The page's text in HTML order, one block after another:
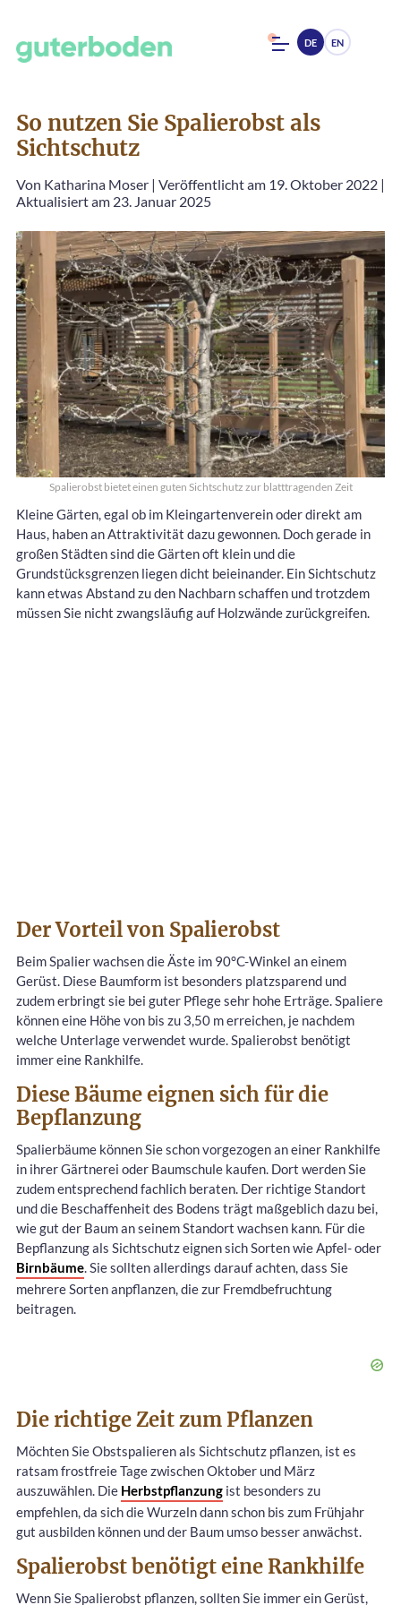
DE EN
So nutzen Sie Spalierobst als
Sichtschutz
Von Katharina Moser | Veröffentlicht am 19. Oktober 2022 |
Aktualisiert am 23. Januar 2025
Spalierobst bietet einen guten Sichtschutz zur blatttragenden Zeit
Kleine Gärten, egal ob im Kleingartenverein oder direkt am
Haus, haben an Attraktivität dazu gewonnen. Doch gerade in
großen Städten sind die Gärten oft klein und die
Grundstücksgrenzen liegen dicht beieinander. Ein Sichtschutz
kann etwas Abstand zu den Nachbarn schaffen und trotzdem
müssen Sie nicht zwangsläufig auf Holzwände zurückgreifen.
Der Vorteil von Spalierobst
Beim Spalier wachsen die Äste im 90°C-Winkel an einem
Gerüst. Diese Baumform ist besonders platzsparend und
zudem erbringt sie bei guter Pflege sehr hohe Erträge. Spaliere
können eine Höhe von bis zu 3,50 m erreichen, je nachdem
welche Unterlage verwendet wurde. Spalierobst benötigt
immer eine Rankhilfe.
Diese Bäume eignen sich für die
Bepflanzung
Spalierbäume können Sie schon vorgezogen an einer Rankhilfe
in ihrer Gärtnerei oder Baumschule kaufen. Dort werden Sie
zudem entsprechend fachlich beraten. Der richtige Standort
und die Beschaffenheit des Bodens trägt maßgeblich dazu bei,
wie gut der Baum an seinem Standort wachsen kann. Für die
Bepflanzung als Sichtschutz eignen sich Sorten wie Apfel- oder
Birnbäume . Sie sollten allerdings darauf achten, dass Sie
mehrere Sorten anpflanzen, die zur Fremdbefruchtung
beitragen.
Die richtige Zeit zum Pflanzen
Möchten Sie Obstspalieren als Sichtschutz pflanzen, ist es
ratsam frostfreie Tage zwischen Oktober und März
auszuwählen. Die Herbstpflanzung ist besonders zu
empfehlen, da sich die Wurzeln dann schon bis zum Frühjahr
gut ausbilden können und der Baum umso besser anwächst.
Spalierobst benötigt eine Rankhilfe
Wenn Sie Spalierobst pflanzen, sollten Sie immer ein Gerüst,